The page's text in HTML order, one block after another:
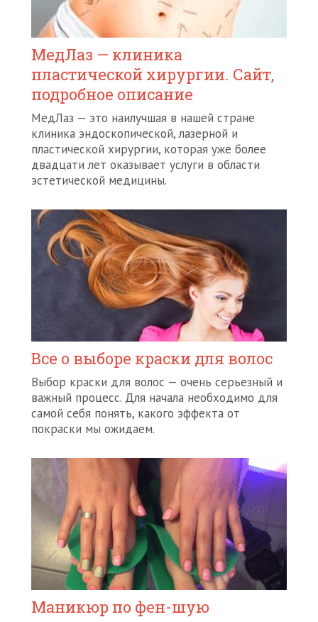
МедЛаз — клиника
пластической хирургии. Сайт,
подробное описание
МедЛаз — это наилучшая в нашей стране
клиника эндоскопической, лазерной и
пластической хирургии, которая уже более
двадцати лет оказывает услуги в области
эстетической медицины.
Все о выборе краски для волос
Выбор краски для волос — очень серьезный и
важный процесс. Для начала необходимо для
самой себя понять, какого эффекта от
покраски мы ожидаем.
Маникюр по фен-шую